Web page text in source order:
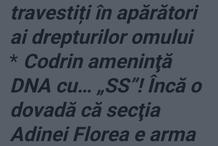
travestiți în apărători
ai drepturilor omului
* Codrin ameninţă
DNA cu… „SS”! Încă o
dovadă că secţia
Adinei Florea e arma